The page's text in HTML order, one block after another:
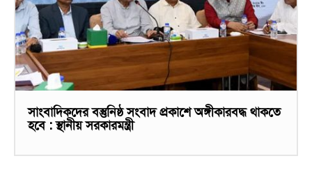
সাংবাদিকদের বস্তুনিষ্ঠ সংবাদ প্রকাশে অঙ্গীকারবদ্ধ থাকতে
হবে : স্থানীয় সরকারমন্ত্রী